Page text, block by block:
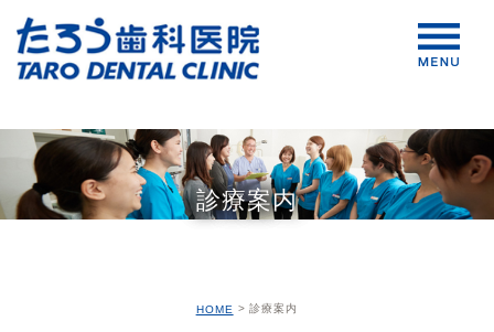
診療案内
HOME 診療案内